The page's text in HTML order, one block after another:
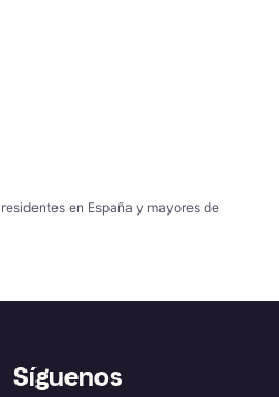
en España y mayores de
Síguenos